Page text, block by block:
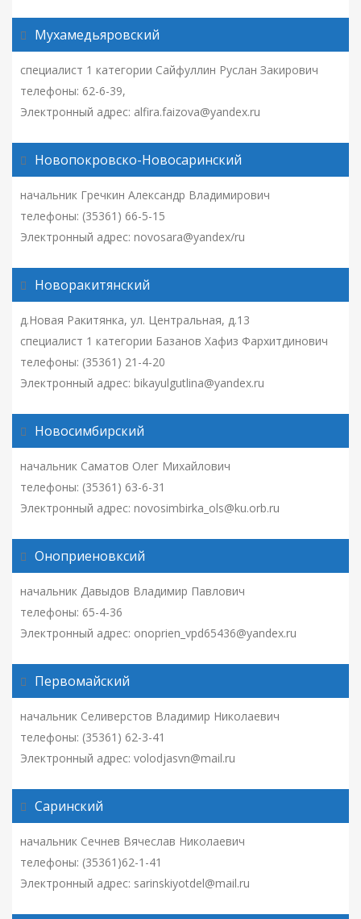
Мухамедьяровский
специалист 1 категории Сайфуллин Руслан Закирович
телефоны: 62-6-39,
Электронный адрес: alfira.faizova@yandex.ru
Новопокровско-Новосаринский
начальник Гречкин Александр Владимирович
телефоны: (35361) 66-5-15
Электронный адрес: novosara@yandex/ru
Новоракитянский
д.Новая Ракитянка, ул. Центральная, д.13
специалист 1 категории Базанов Хафиз Фархитдинович
телефоны: (35361) 21-4-20
Электронный адрес: bikayulgutlina@yandex.ru
Новосимбирский
начальник Саматов Олег Михайлович
телефоны: (35361) 63-6-31
Электронный адрес: novosimbirka_ols@ku.orb.ru
Оноприеновксий
начальник Давыдов Владимир Павлович
телефоны: 65-4-36
Электронный адрес: onoprien_vpd65436@yandex.ru
Первомайский
начальник Селиверстов Владимир Николаевич
телефоны: (35361) 62-3-41
Электронный адрес: volodjasvn@mail.ru
Саринский
начальник Сечнев Вячеслав Николаевич
телефоны: (35361)62-1-41
Электронный адрес: sarinskiyotdel@mail.ru